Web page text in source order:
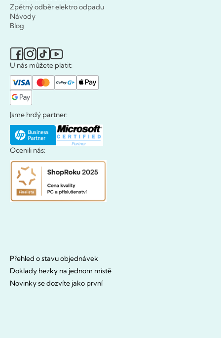
Zpětný odběr elektro odpadu
Návody
Blog
U nás můžete platit:
Jsme hrdý partner:
Ocenili nás:
Přehled o stavu objednávek
Doklady hezky na jednom místě
Novinky se dozvíte jako první